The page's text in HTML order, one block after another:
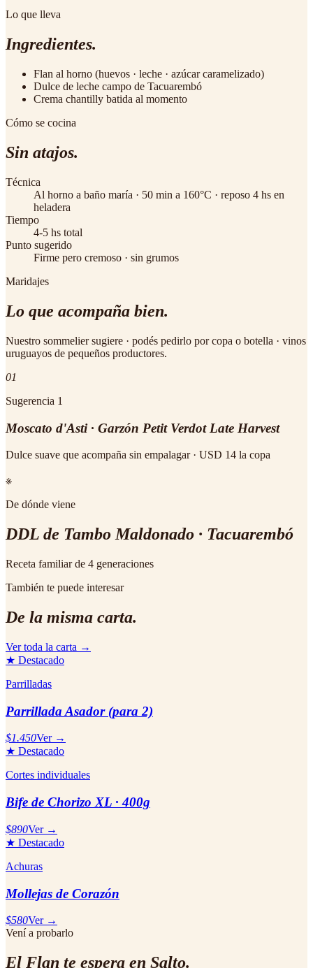
Lo que lleva
Ingredientes.
Flan al horno (huevos · leche · azúcar caramelizado)
Dulce de leche campo de Tacuarembó
Crema chantilly batida al momento
Cómo se cocina
Sin atajos.
Técnica
Al horno a baño maría · 50 min a 160°C · reposo 4 hs en
heladera
Tiempo
4-5 hs total
Punto sugerido
Firme pero cremoso · sin grumos
Maridajes
Lo que acompaña bien.
Nuestro sommelier sugiere · podés pedirlo por copa o botella · vinos
uruguayos de pequeños productores.
01
Sugerencia 1
Moscato d'Asti · Garzón Petit Verdot Late Harvest
Dulce suave que acompaña sin empalagar · USD 14 la copa
※
De dónde viene
DDL de Tambo Maldonado · Tacuarembó
Receta familiar de 4 generaciones
También te puede interesar
De la misma carta.
Ver toda la carta →
★ Destacado
Parrilladas
Parrillada Asador (para 2)
$1.450Ver →
★ Destacado
Cortes individuales
Bife de Chorizo XL · 400g
$890Ver →
★ Destacado
Achuras
Mollejas de Corazón
$580Ver →
Vení a probarlo
El Flan te espera en Salto.